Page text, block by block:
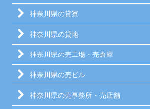
神奈川県の貸寮
神奈川県の貸地
神奈川県の売工場・売倉庫
神奈川県の売ビル
神奈川県の売事務所・売店舗